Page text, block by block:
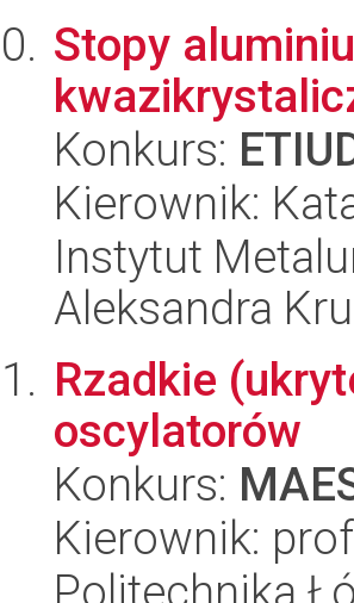
Stopy
Konkurs:
Kierownik:
Instytut
Aleksandra
Rzadkie
oscylatorów
Konkurs:
Kierownik:
Politechnika